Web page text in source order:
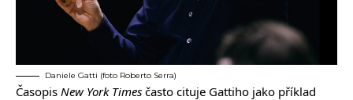
Daniele Gatti (foto Roberto Serra)
Časopis New York Times často cituje Gattiho jako příklad